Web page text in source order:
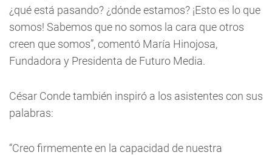
¿qué está pasando? ¿dónde estamos? ¡Esto es lo que
somos! Sabemos que no somos la cara que otros
creen que somos”, comentó María Hinojosa,
Fundadora y Presidenta de Futuro Media.
César Conde también inspiró a los asistentes con sus
palabras:
“Creo firmemente en la capacidad de nuestra